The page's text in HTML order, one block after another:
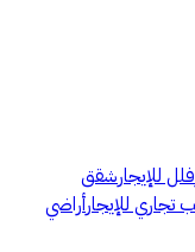
فلل للإيجارشقق
تجاري للإيجارأراضي